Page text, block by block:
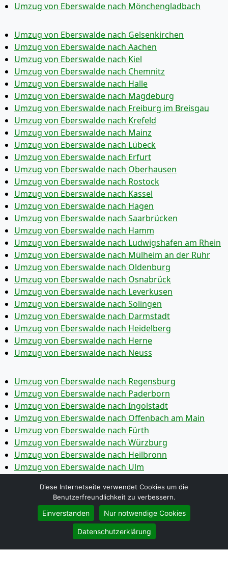
Umzug von Eberswalde nach Mönchen­gladbach
Umzug von Eberswalde nach Gelsenkirchen
Umzug von Eberswalde nach Aachen
Umzug von Eberswalde nach Kiel
Umzug von Eberswalde nach Chemnitz
Umzug von Eberswalde nach Halle
Umzug von Eberswalde nach Magdeburg
Umzug von Eberswalde nach Freiburg im Breisgau
Umzug von Eberswalde nach Krefeld
Umzug von Eberswalde nach Mainz
Umzug von Eberswalde nach Lübeck
Umzug von Eberswalde nach Erfurt
Umzug von Eberswalde nach Oberhausen
Umzug von Eberswalde nach Rostock
Umzug von Eberswalde nach Kassel
Umzug von Eberswalde nach Hagen
Umzug von Eberswalde nach Saarbrücken
Umzug von Eberswalde nach Hamm
Umzug von Eberswalde nach Ludwigshafen am Rhein
Umzug von Eberswalde nach Mülheim an der Ruhr
Umzug von Eberswalde nach Oldenburg
Umzug von Eberswalde nach Osnabrück
Umzug von Eberswalde nach Leverkusen
Umzug von Eberswalde nach Solingen
Umzug von Eberswalde nach Darmstadt
Umzug von Eberswalde nach Heidelberg
Umzug von Eberswalde nach Herne
Umzug von Eberswalde nach Neuss
Umzug von Eberswalde nach Regensburg
Umzug von Eberswalde nach Paderborn
Umzug von Eberswalde nach Ingolstadt
Umzug von Eberswalde nach Offenbach am Main
Umzug von Eberswalde nach Fürth
Umzug von Eberswalde nach Würzburg
Umzug von Eberswalde nach Heilbronn
Umzug von Eberswalde nach Ulm
Umzug von Eberswalde nach Wolfsburg
Umzug von Eberswalde nach Bottrop
Umzug von Eberswalde nach Göttingen
Umzug von Eberswalde nach Reutlingen
Umzug von Eberswalde nach Bremer­haven
Umzug von Eberswalde nach Koblenz
Diese Internetseite verwendet Cookies um die
Benutzerfreundlichkeit zu verbessern.
Einverstanden Nur notwendige Cookies
Datenschutzerklärung